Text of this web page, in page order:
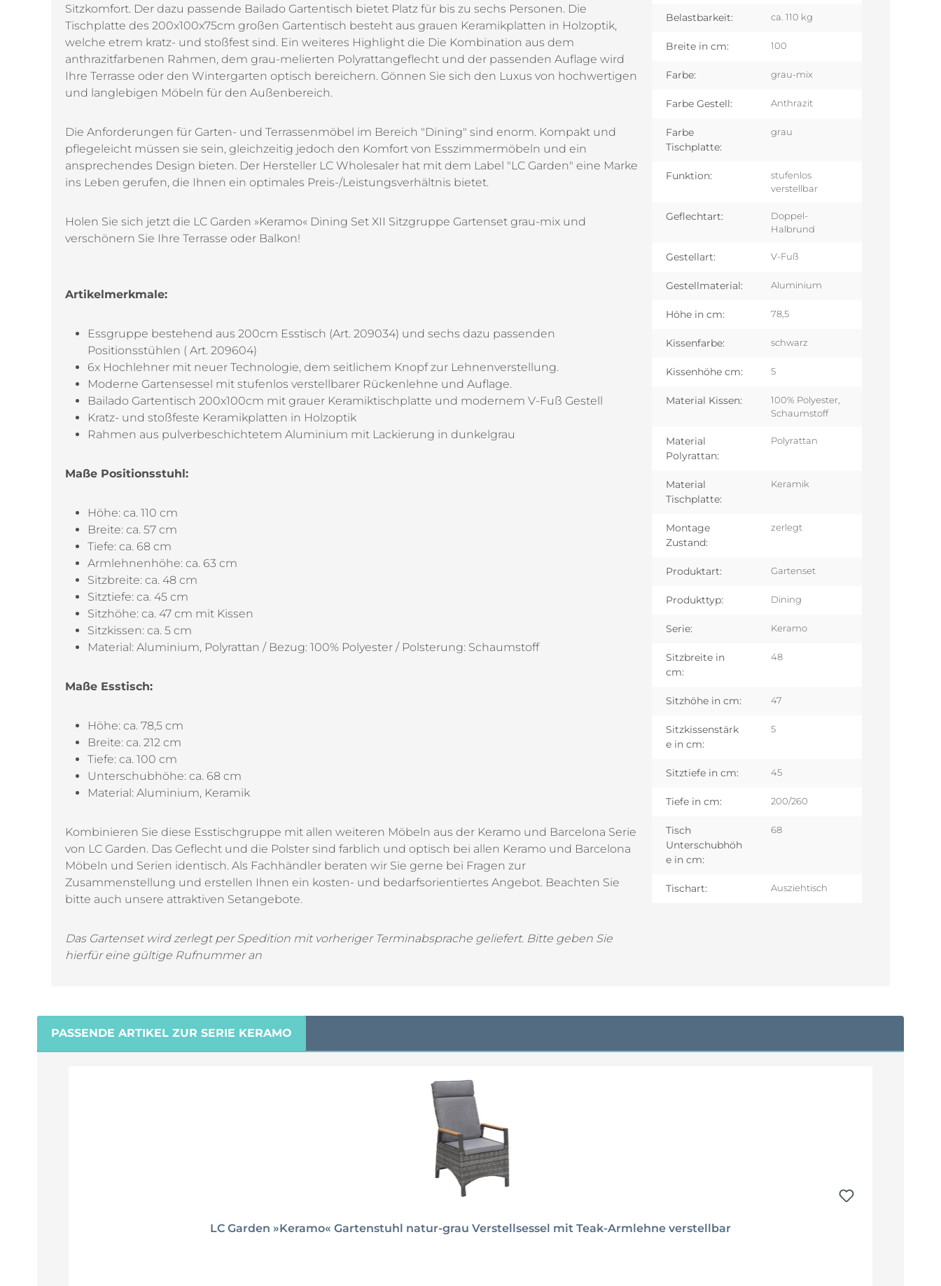
Sitzkomfort. Der dazu passende Bailado Gartentisch bietet Platz für bis zu sechs Personen. Die
Tischplatte des 200x100x75cm großen Gartentisch besteht aus grauen Keramikplatten in Holzoptik,
welche etrem kratz- und stoßfest sind. Ein weiteres Highlight die Die Kombination aus dem
anthrazitfarbenen Rahmen, dem grau-melierten Polyrattangeflecht und der passenden Auflage wird
Ihre Terrasse oder den Wintergarten optisch bereichern. Gönnen Sie sich den Luxus von hochwertigen
und langlebigen Möbeln für den Außenbereich.
Die Anforderungen für Garten- und Terrassenmöbel im Bereich "Dining" sind enorm. Kompakt und
pflegeleicht müssen sie sein, gleichzeitig jedoch den Komfort von Esszimmermöbeln und ein
ansprechendes Design bieten. Der Hersteller LC Wholesaler hat mit dem Label "LC Garden" eine Marke
ins Leben gerufen, die Ihnen ein optimales Preis-/Leistungsverhältnis bietet.
Holen Sie sich jetzt die LC Garden »Keramo« Dining Set XII Sitzgruppe Gartenset grau-mix und
verschönern Sie Ihre Terrasse oder Balkon!
Artikelmerkmale:
Essgruppe bestehend aus 200cm Esstisch (Art. 209034) und sechs dazu passenden
Positionsstühlen ( Art. 209604)
6x Hochlehner mit neuer Technologie, dem seitlichem Knopf zur Lehnenverstellung.
Moderne Gartensessel mit stufenlos verstellbarer Rückenlehne und Auflage.
Bailado Gartentisch 200x100cm mit grauer Keramiktischplatte und modernem V-Fuß Gestell
Kratz- und stoßfeste Keramikplatten in Holzoptik
Rahmen aus pulverbeschichtetem Aluminium mit Lackierung in dunkelgrau
Maße Positionsstuhl:
Höhe: ca. 110 cm
Breite: ca. 57 cm
Tiefe: ca. 68 cm
Armlehnenhöhe: ca. 63 cm
Sitzbreite: ca. 48 cm
Sitztiefe: ca. 45 cm
Sitzhöhe: ca. 47 cm mit Kissen
Sitzkissen: ca. 5 cm
Material: Aluminium, Polyrattan / Bezug: 100% Polyester / Polsterung: Schaumstoff
Maße Esstisch:
Höhe: ca. 78,5 cm
Breite: ca. 212 cm
Tiefe: ca. 100 cm
Unterschubhöhe: ca. 68 cm
Material: Aluminium, Keramik
Kombinieren Sie diese Esstischgruppe mit allen weiteren Möbeln aus der Keramo und Barcelona Serie
von LC Garden. Das Geflecht und die Polster sind farblich und optisch bei allen Keramo und Barcelona
Möbeln und Serien identisch. Als Fachhändler beraten wir Sie gerne bei Fragen zur
Zusammenstellung und erstellen Ihnen ein kosten- und bedarfsorientiertes Angebot. Beachten Sie
bitte auch unsere attraktiven Setangebote.
Das Gartenset wird zerlegt per Spedition mit vorheriger Terminabsprache geliefert. Bitte geben Sie
hierfür eine gültige Rufnummer an
Belastbarkeit: ca. 110 kg
Breite in cm: 100
Farbe: grau-mix
Farbe Gestell: Anthrazit
Farbe
Tischplatte:
grau
Funktion:
stufenlos
verstellbar
Geflechtart:
Doppel-
Halbrund
Gestellart: V-Fuß
Gestellmaterial: Aluminium
Höhe in cm: 78,5
Kissenfarbe: schwarz
Kissenhöhe cm: 5
Material Kissen:
100% Polyester,
Schaumstoff
Material
Polyrattan:
Polyrattan
Material
Tischplatte:
Keramik
Montage
Zustand:
zerlegt
Produktart: Gartenset
Produkttyp: Dining
Serie: Keramo
Sitzbreite in
cm:
48
Sitzhöhe in cm: 47
Sitzkissenstärk
e in cm:
5
Sitztiefe in cm: 45
Tiefe in cm: 200/260
Tisch
Unterschubhöh
e in cm:
68
Tischart: Ausziehtisch
PASSENDE ARTIKEL ZUR SERIE KERAMO
LC Garden »Keramo« Gartenstuhl natur-grau Verstellsessel mit Teak-Armlehne verstellbar